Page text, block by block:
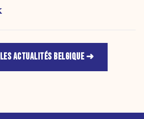
ACTUALITÉS BELGIQUE